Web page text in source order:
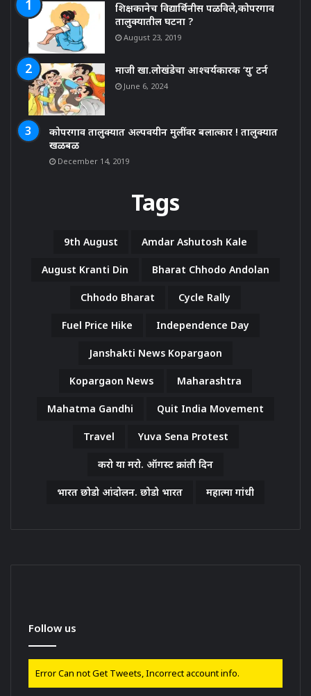
शिक्षकानेच विद्यार्थिनीस पळविले,कोपरगाव
तालुक्यातील घटना ?
August 23, 2019
माजी खा.लोखंडेचा आश्चर्यकारक ‘यु’ टर्न
June 6, 2024
कोपरगाव तालुक्यात अल्पवयीन मुलींवर बलात्कार ! तालुक्यात
खळबळ
December 14, 2019
Tags
9th August Amdar Ashutosh Kale
August Kranti Din Bharat Chhodo Andolan
Chhodo Bharat Cycle Rally
Fuel Price Hike Independence Day
Janshakti News Kopargaon
Kopargaon News Maharashtra
Mahatma Gandhi Quit India Movement
Travel Yuva Sena Protest
करो या मरो. ऑगस्ट क्रांती दिन
भारत छोडो आंदोलन. छोडो भारत महात्मा गांधी
Follow us
Error Can not Get Tweets, Incorrect account info.